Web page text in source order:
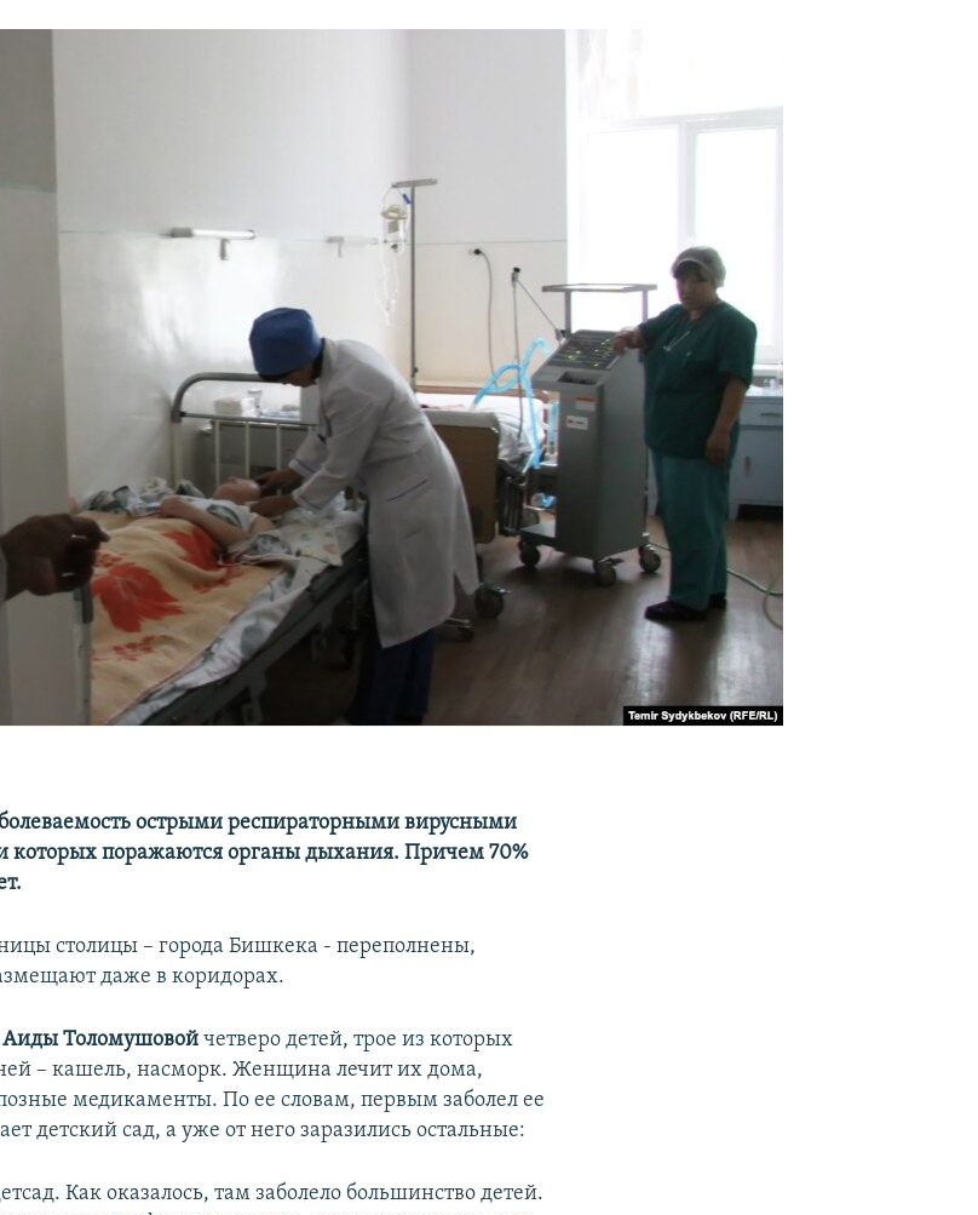
острыми респираторными вирусными
поражаются органы дыхания. Причем 70%
столицы – города Бишкека - переполнены,
даже в коридорах.
Аиды Толомушовой четверо детей, трое из которых
– кашель, насморк. Женщина лечит их дома,
медикаменты. По ее словам, первым заболел ее
детский сад, а уже от него заразились остальные:
Как оказалось, там заболело большинство детей.